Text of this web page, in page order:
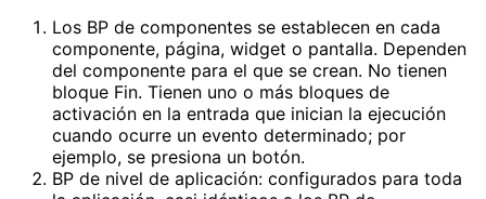
Los BP de componentes se establecen en cada
componente, página, widget o pantalla. Dependen
del componente para el que se crean. No tienen
bloque Fin. Tienen uno o más bloques de
activación en la entrada que inician la ejecución
cuando ocurre un evento determinado; por
ejemplo, se presiona un botón.
BP de nivel de aplicación: configurados para toda